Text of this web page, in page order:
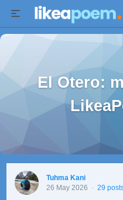
El Otero:
Tuhma Kani
26 May 2026 · 29